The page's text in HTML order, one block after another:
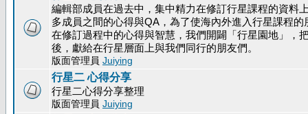
編輯部成員在過去中，集中精力在修訂行星課程的資料
多成員之間的心得與QA，為了使海內外進入行星課程
在修訂過程中的心得與智慧，我們開闢「行星園地」，
後，獻給在行星層面上與我們同行的朋友們。
版面管理員 Juiying
行星二 心得分享
行星二心得分享整理
版面管理員 Juiying